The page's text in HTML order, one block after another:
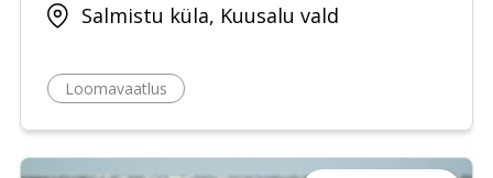
Salmistu küla, Kuusalu vald
Loomavaatlus